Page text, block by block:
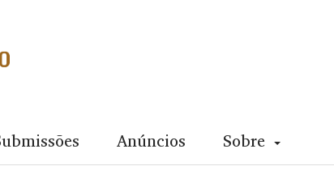
Anúncios Sobre